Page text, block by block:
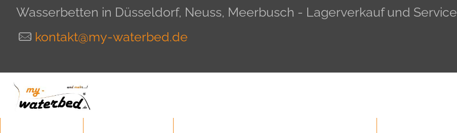
Wasserbetten in Düsseldorf, Neuss, Meerbusch - Lagerverkauf und Service
kontakt@my-waterbed.de